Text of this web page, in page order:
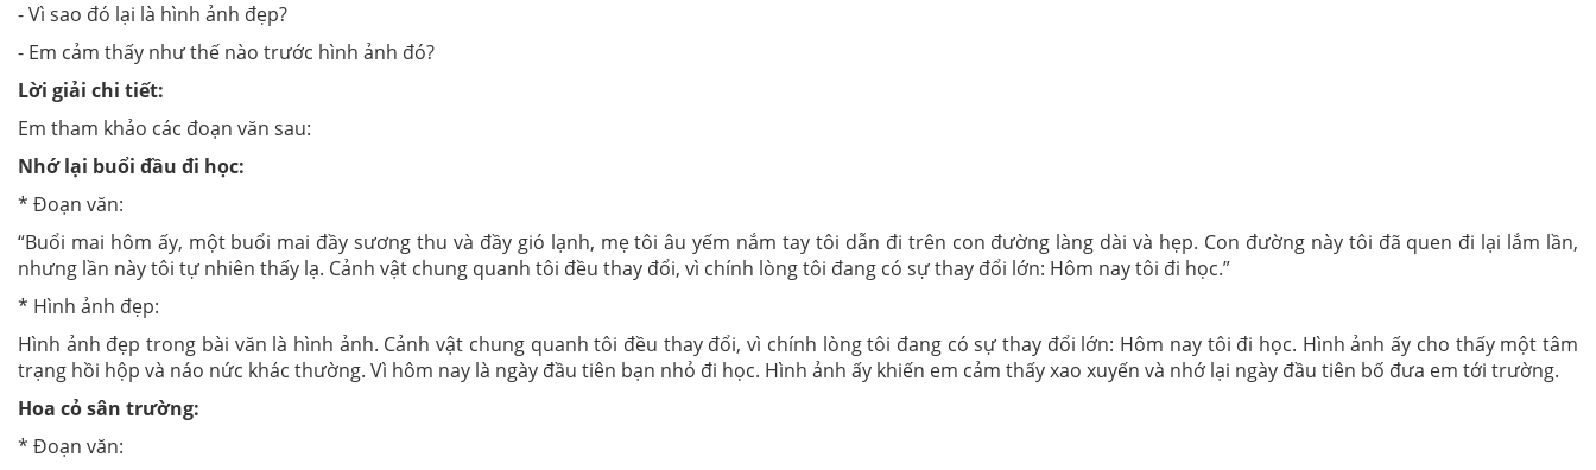
- Vì sao đó lại là hình ảnh đẹp?
- Em cảm thấy như thế nào trước hình ảnh đó?
Lời giải chi tiết:
Em tham khảo các đoạn văn sau:
Nhớ lại buổi đầu đi học:
* Đoạn văn:
“Buổi mai hôm ấy, một buổi mai đầy sương thu và đầy gió lạnh, mẹ tôi âu yếm nắm tay tôi dẫn đi trên con đường làng dài và hẹp. Con đường này tôi đã quen đi lại lắm lần,
nhưng lần này tôi tự nhiên thấy lạ. Cảnh vật chung quanh tôi đều thay đổi, vì chính lòng tôi đang có sự thay đổi lớn: Hôm nay tôi đi học.”
* Hình ảnh đẹp:
Hình ảnh đẹp trong bài văn là hình ảnh. Cảnh vật chung quanh tôi đều thay đổi, vì chính lòng tôi đang có sự thay đổi lớn: Hôm nay tôi đi học. Hình ảnh ấy cho thấy một tâm
trạng hồi hộp và náo nức khác thường. Vì hôm nay là ngày đầu tiên bạn nhỏ đi học. Hình ảnh ấy khiến em cảm thấy xao xuyến và nhớ lại ngày đầu tiên bố đưa em tới trường.
Hoa cỏ sân trường:
* Đoạn văn: